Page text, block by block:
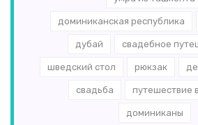
доминиканская республика
дубай свадебное
шведский стол рюкзак
свадьба путешествие
доминиканы